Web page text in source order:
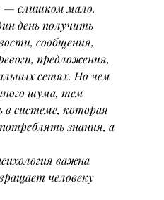
— слишком мало.
день получить
сообщения,
предложения,
сетях. Но чем
шума, тем
в системе, которая
знания, а
важна
человеку